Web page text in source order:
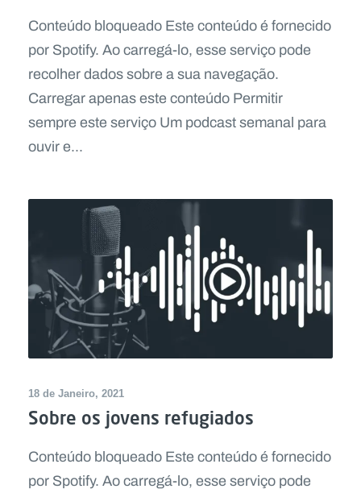
Conteúdo bloqueado Este conteúdo é fornecido
por Spotify. Ao carregá-lo, esse serviço pode
recolher dados sobre a sua navegação.
Carregar apenas este conteúdo Permitir
sempre este serviço Um podcast semanal para
ouvir e...
18 de Janeiro, 2021
Sobre os jovens refugiados
Conteúdo bloqueado Este conteúdo é fornecido
por Spotify. Ao carregá-lo, esse serviço pode